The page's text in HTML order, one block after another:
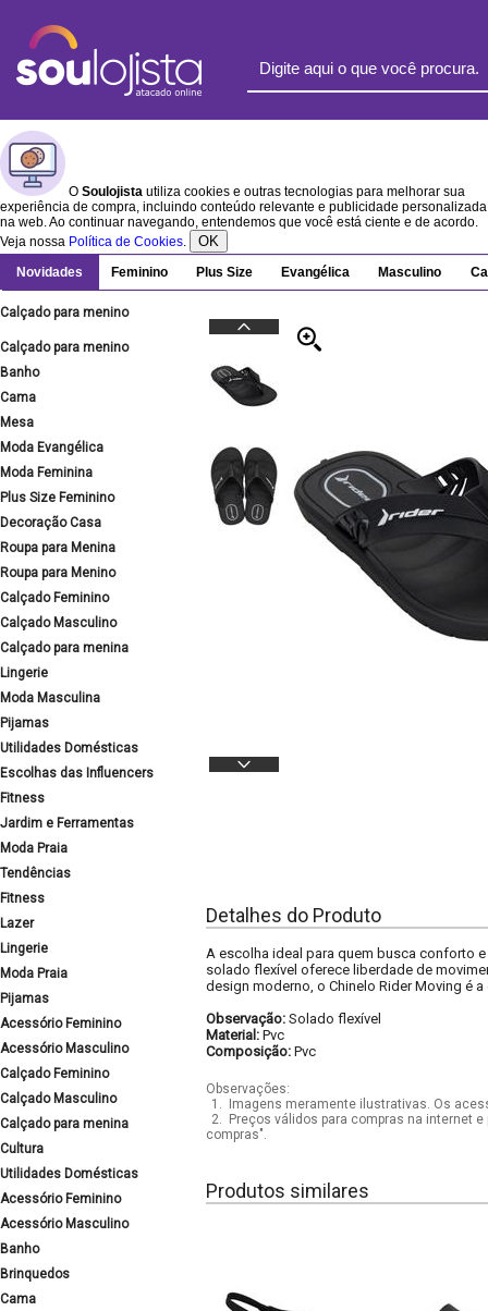
O Soulojista utiliza cookies e outras tecnologias para melhorar sua
experiência de compra, incluindo conteúdo relevante e publicidade personalizada
na web. Ao continuar navegando, entendemos que você está ciente e de acordo.
Veja nossa Política de Cookies. OK
Novidades Feminino Plus Size Evangélica Masculino
Calçado para menino
Calçado para menino
Banho
Cama
Mesa
Moda Evangélica
Moda Feminina
Plus Size Feminino
Decoração Casa
Roupa para Menina
Roupa para Menino
Calçado Feminino
Calçado Masculino
Calçado para menina
Lingerie
Moda Masculina
Pijamas
Utilidades Domésticas
Escolhas das Influencers
Fitness
Jardim e Ferramentas
Moda Praia
Tendências
Fitness
Lazer
Lingerie
Moda Praia
Pijamas
Acessório Feminino
Acessório Masculino
Calçado Feminino
Calçado Masculino
Calçado para menina
Cultura
Utilidades Domésticas
Acessório Feminino
Acessório Masculino
Banho
Brinquedos
Cama
Detalhes do Produto
A escolha ideal para quem busca conforto
solado flexível oferece liberdade de
design moderno, o Chinelo Rider Moving é
Observação: Solado flexível
Material: Pvc
Composição: Pvc
Observações:
1.
Imagens meramente ilustrativas. Os
2.
Preços válidos para compras na internet
compras".
Produtos similares